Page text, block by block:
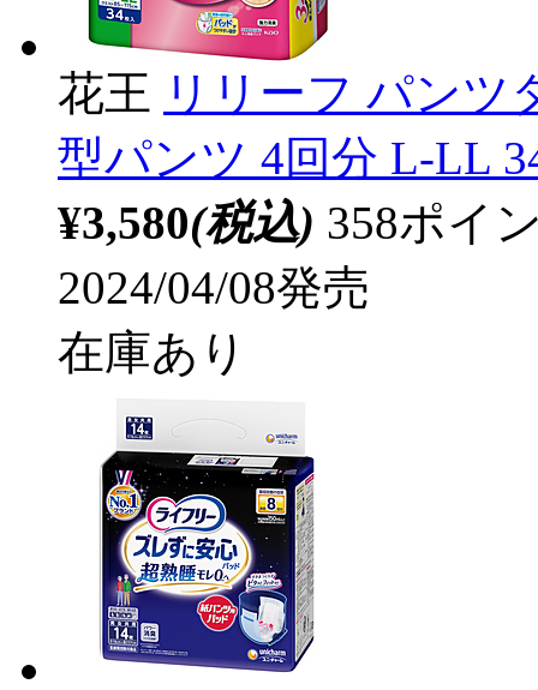
花王 リリーフ パンツ
型パンツ 4回分 L-LL
¥3,580(税込) 358ポイ
2024/04/08発売
在庫あり